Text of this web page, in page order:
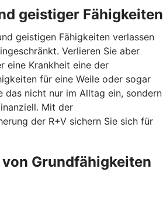
geistiger Fähigkeiten
geistigen Fähigkeiten verlassen
Verlieren Sie aber
eine Krankheit eine der
für eine Weile oder sogar
das nicht nur im Alltag ein, sondern
Mit der
der R+V sichern Sie sich für
Grundfähigkeiten